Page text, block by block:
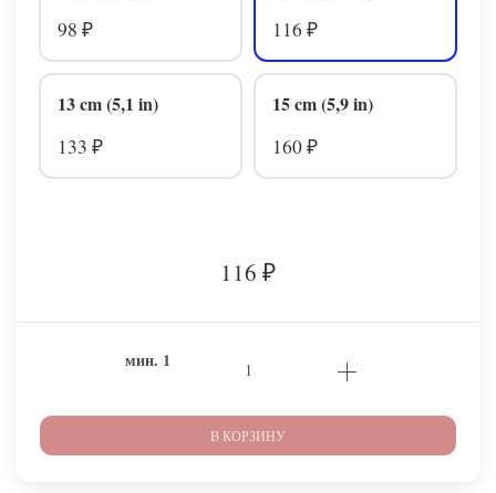
98 ₽
116 ₽
13 cm (5,1 in)
133 ₽
15 cm (5,9 in)
160 ₽
116 ₽
мин. 1
В КОРЗИНУ